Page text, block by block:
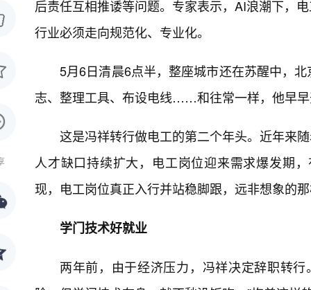
后责任互相推诿等问题。专家表示，AI浪潮下，
行业必须走向规范化、专业化。
5月6日清晨6点半，整座城市还在苏醒中，
志、整理工具、布设电线……和往常一样，他早
这是冯祥转行做电工的第二个年头。近年来
人才缺口持续扩大，电工岗位迎来需求爆发期
现，电工岗位真正入行并站稳脚跟，远非想象的
学门技术好就业
两年前，由于经济压力，冯祥决定辞职转